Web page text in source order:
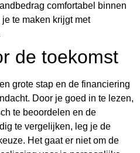
comfortabel binnen
te maken krijgt met
de toekomst
grote stap en de financiering
Door je goed in te lezen,
te beoordelen en de
te vergelijken, leg je de
Het gaat er niet om de